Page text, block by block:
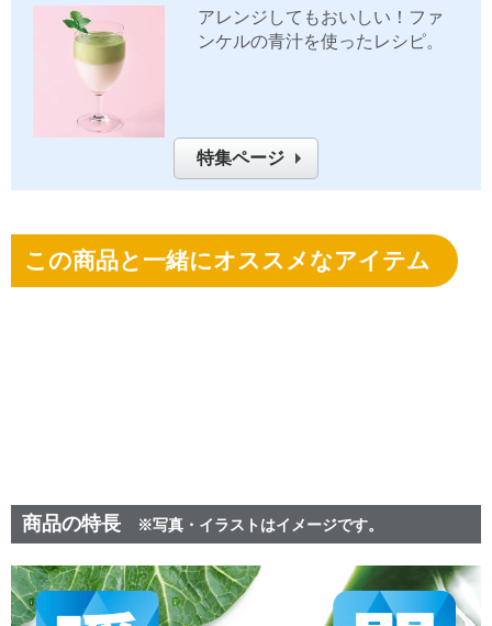
アレンジしてもおいしい！ファ
ンケルの青汁を使ったレシピ。
特集ページ
この商品と一緒にオススメなアイテム
商品の特長 ※写真・イラストはイメージです。